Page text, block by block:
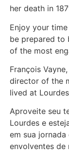
her death in
Enjoy your
be prepared to
of the most
François
director of the
lived at
Aproveite seu
Lourdes e
em sua
envolventes de